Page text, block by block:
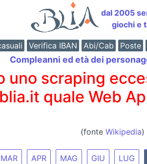
dal 2005
giochi e
Verifica IBAN Abi/Cab Poste
Compleanni ed età dei
uno scraping
quale Web
(fonte Wikipedia)
MAR APR MAG GIU LUG